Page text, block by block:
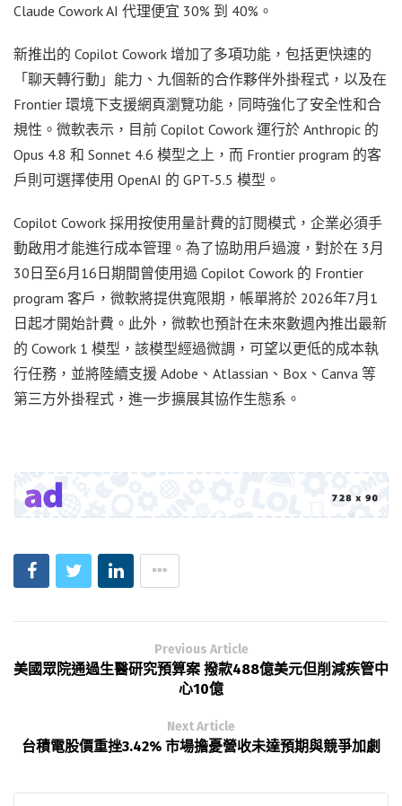
Claude Cowork AI 代理便宜 30% 到 40%。
新推出的 Copilot Cowork 增加了多項功能，包括更快速的
「聊天轉行動」能力、九個新的合作夥伴外掛程式，以及在
Frontier 環境下支援網頁瀏覽功能，同時強化了安全性和合
規性。微軟表示，目前 Copilot Cowork 運行於 Anthropic 的
Opus 4.8 和 Sonnet 4.6 模型之上，而 Frontier program 的客
戶則可選擇使用 OpenAI 的 GPT-5.5 模型。
Copilot Cowork 採用按使用量計費的訂閱模式，企業必須手
動啟用才能進行成本管理。為了協助用戶過渡，對於在 3月
30日至6月16日期間曾使用過 Copilot Cowork 的 Frontier
program 客戶，微軟將提供寬限期，帳單將於 2026年7月1
日起才開始計費。此外，微軟也預計在未來數週內推出最新
的 Cowork 1 模型，該模型經過微調，可望以更低的成本執
行任務，並將陸續支援 Adobe、Atlassian、Box、Canva 等
第三方外掛程式，進一步擴展其協作生態系。
Previous Article
美國眾院通過生醫研究預算案 撥款488億美元但削減疾管中
心10億
Next Article
台積電股價重挫3.42% 市場擔憂營收未達預期與競爭加劇